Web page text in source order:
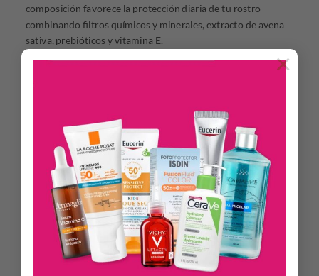
×
composición favorece la protección diaria de tu rostro
combinando filtros químicos y minerales, extracto de avena
sativa, prebióticos y vitamina E.
* Avalado por dermatólogos.
* Resistente al agua.
* Testeado dermatológicamente y oftalmológicamente.
* Hipoalergénico.
* Acabado sedoso y rápida absorción.